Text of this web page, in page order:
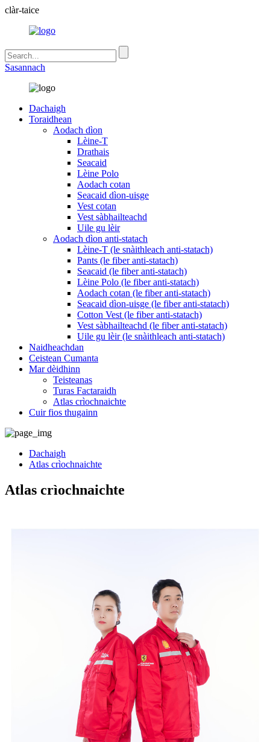
clàr-taice
Sasannach
Dachaigh
Toraidhean
Aodach dìon
Lèine-T
Drathais
Seacaid
Lèine Polo
Aodach cotan
Seacaid dìon-uisge
Vest cotan
Vest sàbhailteachd
Uile gu lèir
Aodach dìon anti-statach
Lèine-T (le snàithleach anti-statach)
Pants (le fiber anti-statach)
Seacaid (le fiber anti-statach)
Lèine Polo (le fiber anti-statach)
Aodach cotan (le fiber anti-statach)
Seacaid dìon-uisge (le fiber anti-statach)
Cotton Vest (le fiber anti-statach)
Vest sàbhailteachd (le fiber anti-statach)
Uile gu lèir (le snàithleach anti-statach)
Naidheachdan
Ceistean Cumanta
Mar dèidhinn
Teisteanas
Turas Factaraidh
Atlas crìochnaichte
Cuir fios thugainn
Dachaigh
Atlas crìochnaichte
Atlas crìochnaichte